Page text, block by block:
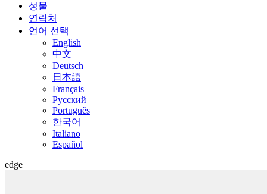
성물
연락처
언어 선택
English
中文
Deutsch
日本語
Français
Русский
Português
한국어
Italiano
Español
edge